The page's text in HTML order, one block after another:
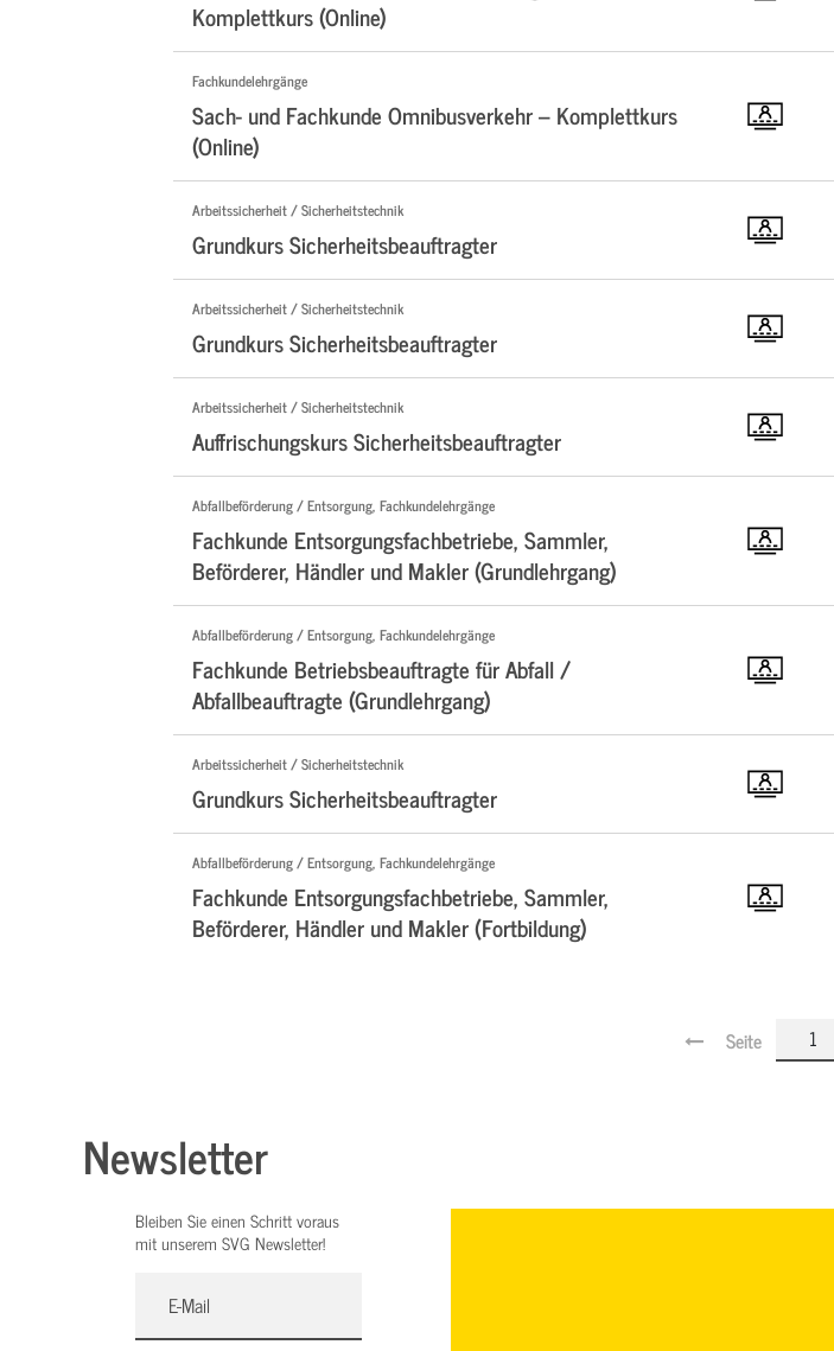
Komplettkurs (Online)
Fachkundelehrgänge
Sach- und Fachkunde Omnibusverkehr – Komplettkurs
(Online)
Arbeitssicherheit / Sicherheitstechnik
Grundkurs Sicherheitsbeauftragter
Arbeitssicherheit / Sicherheitstechnik
Grundkurs Sicherheitsbeauftragter
Arbeitssicherheit / Sicherheitstechnik
Auffrischungskurs Sicherheitsbeauftragter
Abfallbeförderung / Entsorgung, Fachkundelehrgänge
Fachkunde Entsorgungsfachbetriebe, Sammler,
Beförderer, Händler und Makler (Grundlehrgang)
Abfallbeförderung / Entsorgung, Fachkundelehrgänge
Fachkunde Betriebsbeauftragte für Abfall /
Abfallbeauftragte (Grundlehrgang)
Arbeitssicherheit / Sicherheitstechnik
Grundkurs Sicherheitsbeauftragter
Abfallbeförderung / Entsorgung, Fachkundelehrgänge
Fachkunde Entsorgungsfachbetriebe, Sammler,
Beförderer, Händler und Makler (Fortbildung)
Seite
Newsletter
Bleiben Sie einen Schritt voraus
mit unserem SVG Newsletter!